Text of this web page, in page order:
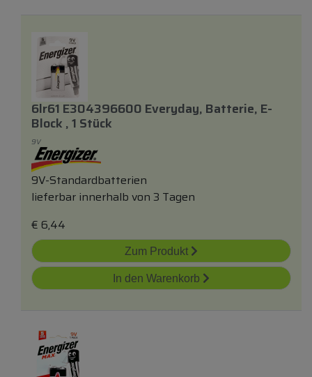
6lr61 E304396600 Everyday, Batterie, E-
Block , 1 Stück
9V
9V-Standardbatterien
lieferbar innerhalb von 3 Tagen
€ 6,44
Zum Produkt
In den Warenkorb